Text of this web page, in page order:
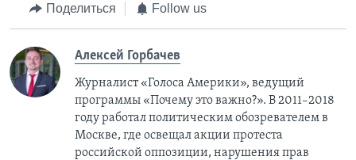
Поделиться Follow us
Алексей Горбачев
Журналист «Голоса Америки», ведущий
программы «Почему это важно?». В 2011–2018
году работал политическим обозревателем в
Москве, где освещал акции протеста
российской оппозиции, нарушения прав